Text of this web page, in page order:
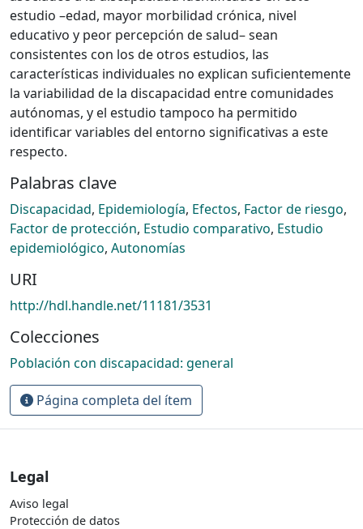
estudio –edad, mayor morbilidad crónica, nivel
educativo y peor percepción de salud– sean
consistentes con los de otros estudios, las
características individuales no explican suficientemente
la variabilidad de la discapacidad entre comunidades
autónomas, y el estudio tampoco ha permitido
identificar variables del entorno significativas a este
respecto.
Palabras clave
Discapacidad, Epidemiología, Efectos, Factor de riesgo,
Factor de protección, Estudio comparativo, Estudio
epidemiológico, Autonomías
URI
http://hdl.handle.net/11181/3531
Colecciones
Población con discapacidad: general
Página completa del ítem
Legal
Aviso legal
Protección de datos